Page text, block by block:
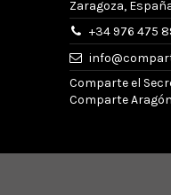
Zaragoza,
+34 976 475
Comparte el
Comparte Aragón